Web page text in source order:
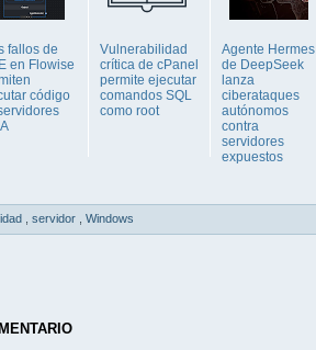
fallos de
en Flowise
código
Vulnerabilidad
crítica de cPanel
permite ejecutar
comandos SQL
como root
Agente Hermes
de DeepSeek
lanza
ciberataques
autónomos
contra
servidores
expuestos
servidor Windows